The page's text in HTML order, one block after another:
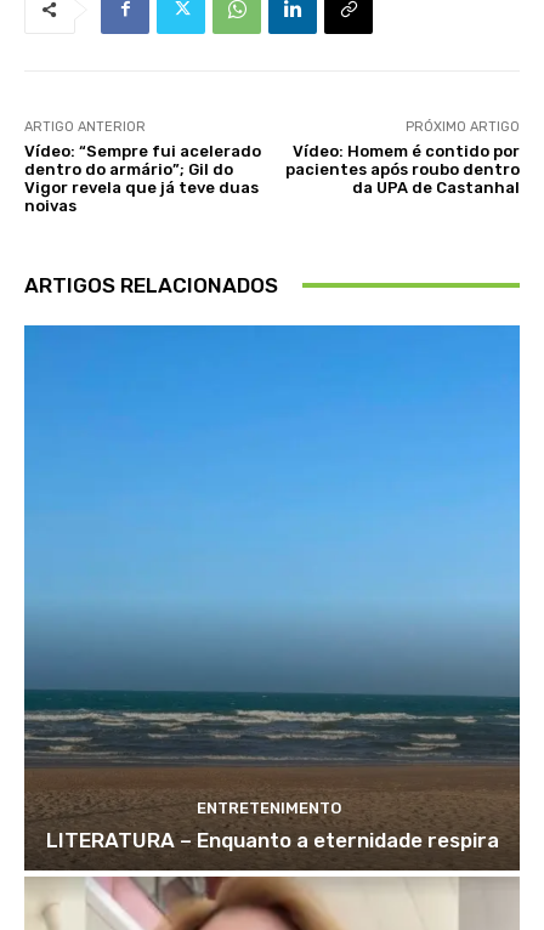
ARTIGO ANTERIOR
Vídeo: “Sempre fui acelerado
dentro do armário”; Gil do
Vigor revela que já teve duas
noivas
PRÓXIMO ARTIGO
Vídeo: Homem é contido por
pacientes após roubo dentro
da UPA de Castanhal
ARTIGOS RELACIONADOS
ENTRETENIMENTO
LITERATURA – Enquanto a eternidade respira